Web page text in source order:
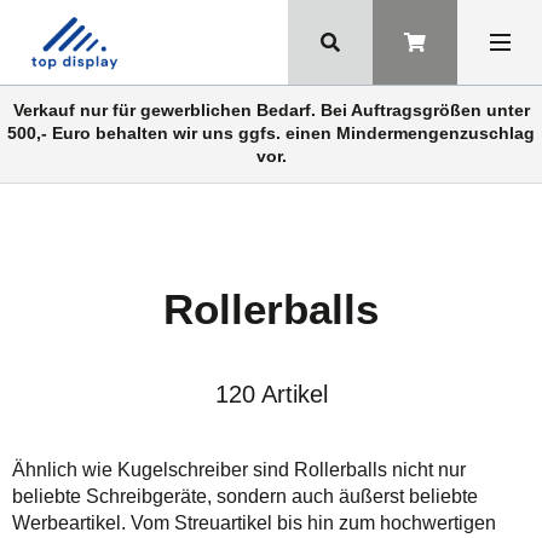
Verkauf nur für gewerblichen Bedarf. Bei Auftragsgrößen unter
500,- Euro behalten wir uns ggfs. einen Mindermengenzuschlag
vor.
Rollerballs
120 Artikel
Ähnlich wie Kugelschreiber sind Rollerballs nicht nur
beliebte Schreibgeräte, sondern auch äußerst beliebte
Werbeartikel. Vom Streuartikel bis hin zum hochwertigen